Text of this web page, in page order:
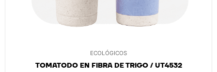
ECOLÓGICOS
TOMATODO EN FIBRA DE TRIGO / UT4532